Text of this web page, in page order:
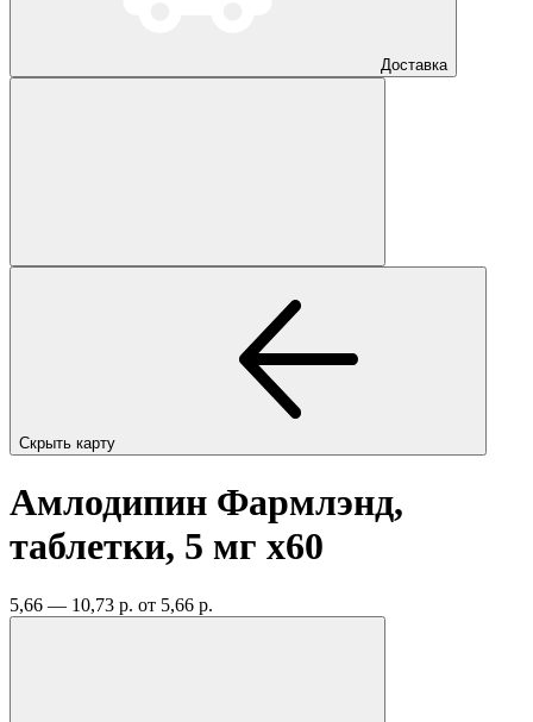
Доставка
Скрыть карту
Амлодипин Фармлэнд,
таблетки, 5 мг x60
5,66 — 10,73 р. от 5,66 р.